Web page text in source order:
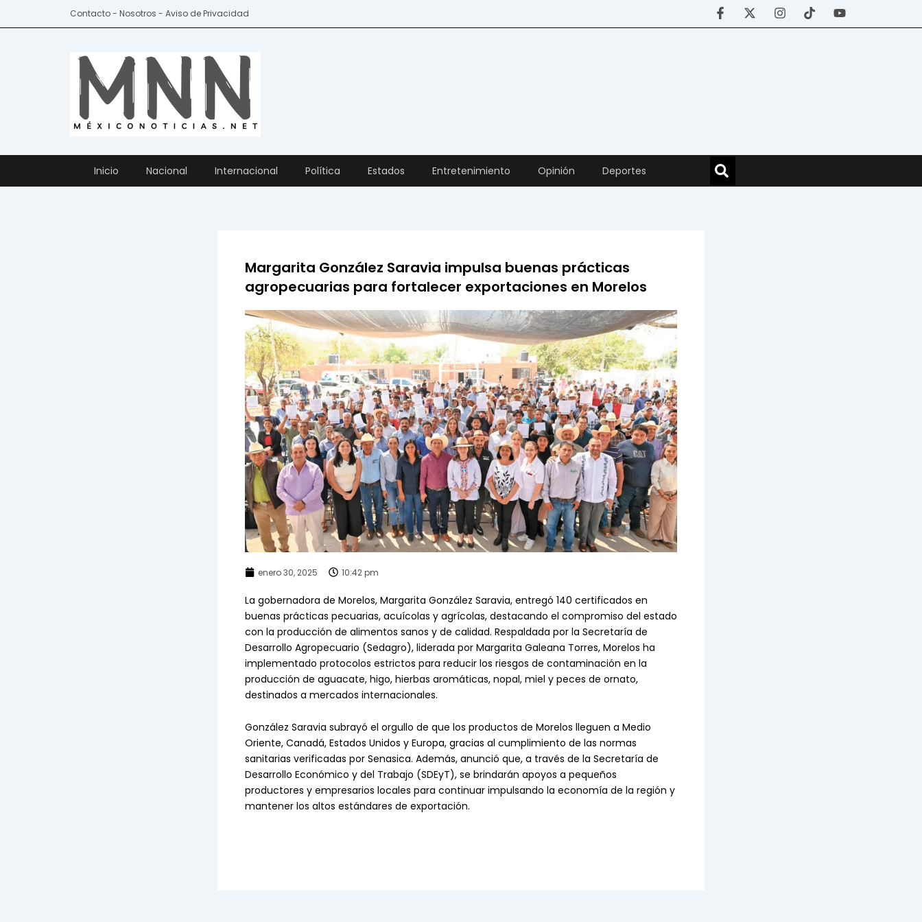
al
Contacto - Nosotros - Aviso de Privacidad
Inicio Nacional Internacional Política Estados Entretenimiento Opinión Deportes
Margarita González Saravia impulsa buenas prácticas
agropecuarias para fortalecer exportaciones en Morelos
enero 30, 2025 10:42 pm
La gobernadora de Morelos, Margarita González Saravia, entregó 140 certificados en
buenas prácticas pecuarias, acuícolas y agrícolas, destacando el compromiso del estado
con la producción de alimentos sanos y de calidad. Respaldada por la Secretaría de
Desarrollo Agropecuario (Sedagro), liderada por Margarita Galeana Torres, Morelos ha
implementado protocolos estrictos para reducir los riesgos de contaminación en la
producción de aguacate, higo, hierbas aromáticas, nopal, miel y peces de ornato,
destinados a mercados internacionales.
González Saravia subrayó el orgullo de que los productos de Morelos lleguen a Medio
Oriente, Canadá, Estados Unidos y Europa, gracias al cumplimiento de las normas
sanitarias verificadas por Senasica. Además, anunció que, a través de la Secretaría de
Desarrollo Económico y del Trabajo (SDEyT), se brindarán apoyos a pequeños
productores y empresarios locales para continuar impulsando la economía de la región y
mantener los altos estándares de exportación.